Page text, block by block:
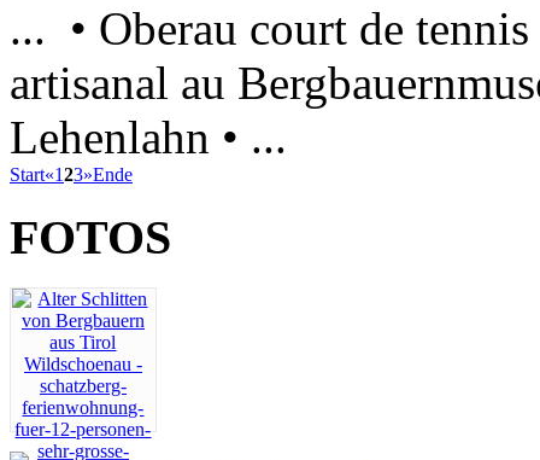
... • Oberau court de
artisanal au
Lehenlahn • ...
Start«123»Ende
FOTOS